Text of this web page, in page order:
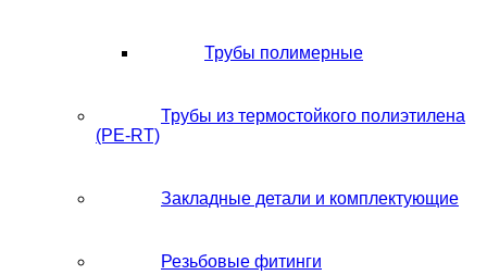
Трубы полимерные
Трубы из термостойкого полиэтилена
(PE-RT)
Закладные детали и комплектующие
Резьбовые фитинги